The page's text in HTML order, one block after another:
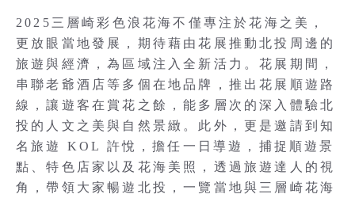
2025三層崎彩色浪花海不僅專注於花海之美，
更放眼當地發展，期待藉由花展推動北投周邊的
旅遊與經濟，為區域注入全新活力。花展期間，
串聯老爺酒店等多個在地品牌，推出花展順遊路
線，讓遊客在賞花之餘，能多層次的深入體驗北
投的人文之美與自然景緻。此外，更是邀請到知
名旅遊 KOL 許悅，擔任一日導遊，捕捉順遊景
點、特色店家以及花海美照，透過旅遊達人的視
角，帶領大家暢遊北投，一覽當地與三層崎花海